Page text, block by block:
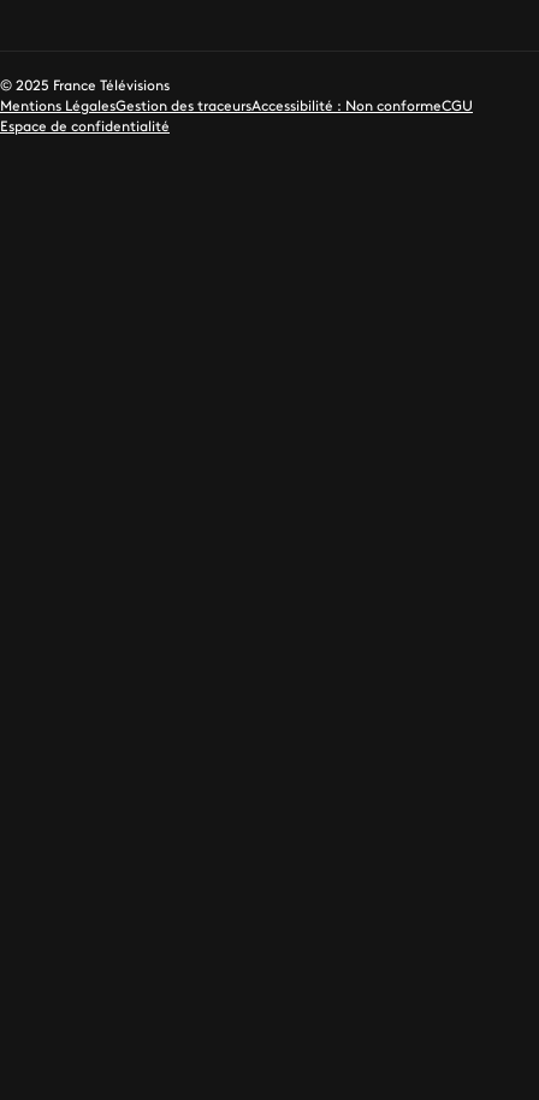
© 2025 France Télévisions
Mentions LégalesGestion des traceursAccessibilité : Non conformeCGU
Espace de confidentialité